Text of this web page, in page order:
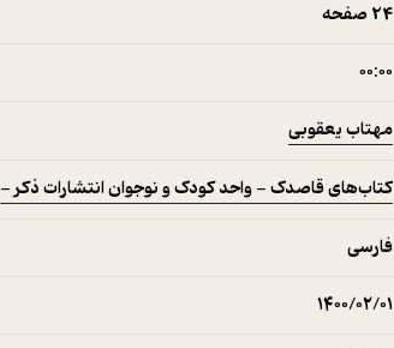
24 صفحه
۰۰:۰۰
مهتاب یعقوبی
کتاب‌های قاصدک - واحد کودک و نوجوان انتشارات ذکر -
فارسی
۱۴۰۰/۰۲/۰۱